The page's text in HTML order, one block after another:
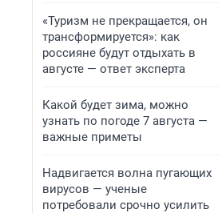
«Туризм не прекращается, он
трансформируется»: как
россияне будут отдыхать в
августе — ответ эксперта
Какой будет зима, можно
узнать по погоде 7 августа —
важные приметы
Надвигается волна пугающих
вирусов — ученые
потребовали срочно усилить